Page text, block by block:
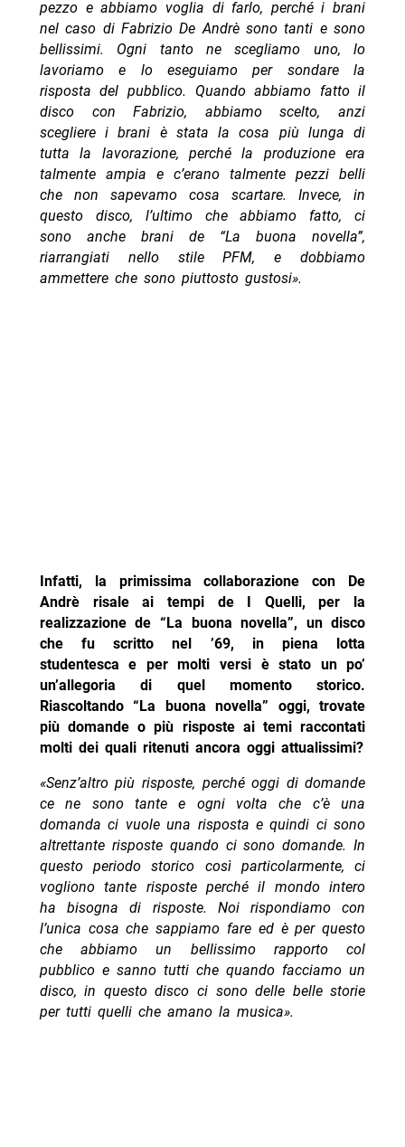
pezzo e abbiamo voglia di farlo, perché i brani
nel caso di Fabrizio De Andrè sono tanti e sono
bellissimi. Ogni tanto ne scegliamo uno, lo
lavoriamo e lo eseguiamo per sondare la
risposta del pubblico. Quando abbiamo fatto il
disco con Fabrizio, abbiamo scelto, anzi
scegliere i brani è stata la cosa più lunga di
tutta la lavorazione, perché la produzione era
talmente ampia e c’erano talmente pezzi belli
che non sapevamo cosa scartare. Invece, in
questo disco, l’ultimo che abbiamo fatto, ci
sono anche brani de “La buona novella”,
riarrangiati nello stile PFM, e dobbiamo
ammettere che sono piuttosto gustosi».
Infatti, la primissima collaborazione con De
Andrè risale ai tempi de I Quelli, per la
realizzazione de “La buona novella”, un disco
che fu scritto nel ’69, in piena lotta
studentesca e per molti versi è stato un po’
un’allegoria di quel momento storico.
Riascoltando “La buona novella” oggi, trovate
più domande o più risposte ai temi raccontati
molti dei quali ritenuti ancora oggi attualissimi?
«Senz’altro più risposte, perché oggi di domande
ce ne sono tante e ogni volta che c’è una
domanda ci vuole una risposta e quindi ci sono
altrettante risposte quando ci sono domande. In
questo periodo storico così particolarmente, ci
vogliono tante risposte perché il mondo intero
ha bisogna di risposte. Noi rispondiamo con
l’unica cosa che sappiamo fare ed è per questo
che abbiamo un bellissimo rapporto col
pubblico e sanno tutti che quando facciamo un
disco, in questo disco ci sono delle belle storie
per tutti quelli che amano la musica».